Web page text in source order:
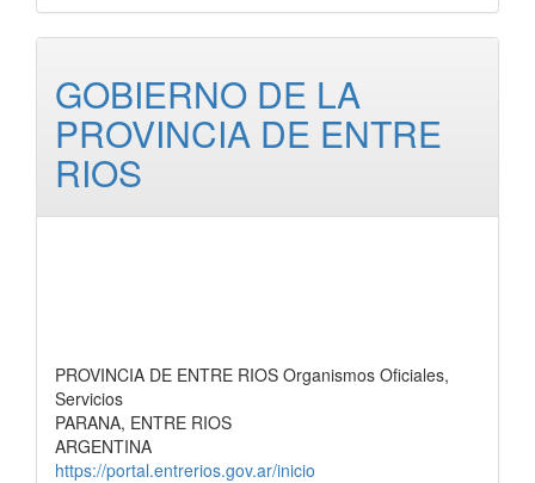
GOBIERNO DE LA
PROVINCIA DE ENTRE
RIOS
PROVINCIA DE ENTRE RIOS Organismos Oficiales,
Servicios
PARANA, ENTRE RIOS
ARGENTINA
https://portal.entrerios.gov.ar/inicio